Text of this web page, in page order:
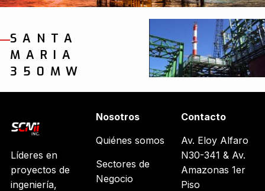
SANTA
MARIA
350MW
Líderes en
proyectos de
ingeniería,
Nosotros
Quiénes somos
Sectores de
Negocio
Contacto
Av. Eloy Alfaro
N30-341 & Av.
Amazonas 1er
Piso